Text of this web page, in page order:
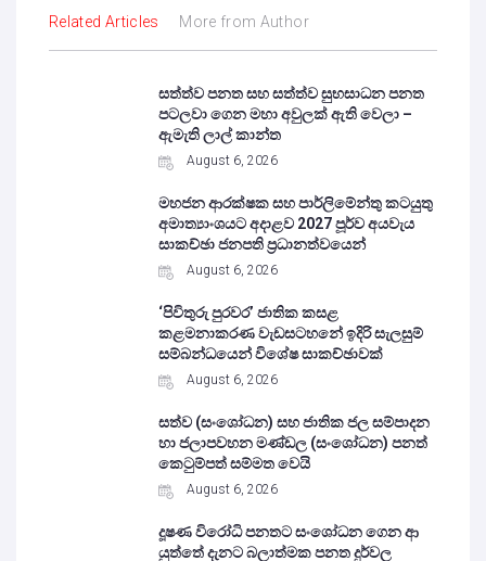
Related Articles More from Author
සත්ත්ව පනත සහ සත්ත්ව සුභසාධන පනත
පටලවා ගෙන මහා අවුලක් ඇති වෙලා –
ඇමැති ලාල් කාන්ත
August 6, 2026
මහජන ආරක්ෂක සහ පාර්ලිමේන්තු කටයුතු
අමාත්‍යාංශයට අදාළව 2027 පූර්ව අයවැය
සාකච්ඡා ජනපති ප්‍රධානත්වයෙන්
August 6, 2026
‘පිවිතුරු පුරවර’ ජාතික කසළ
කළමනාකරණ වැඩසටහනේ ඉදිරි සැලසුම්
සම්බන්ධයෙන් විශේෂ සාකච්ඡාවක්
August 6, 2026
සත්ව (සංශෝධන) සහ ජාතික ජල සම්පාදන
හා ජලාපවහන මණ්ඩල (සංශෝධන) පනත්
කෙටුම්පත් සම්මත වෙයි
August 6, 2026
දූෂණ විරෝධි පනතට සංශෝධන ගෙන ආ
යුත්තේ දැනට බලාත්මක පනත දුර්වල